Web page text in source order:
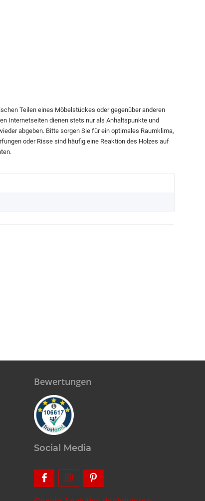
Teilen eines Möbelstückes oder gegenüber anderen
Internetseiten dienen stets nur als Anhaltspunkte und
abgeben. Bitte sorgen Sie für ein optimales Raumklima,
oder Risse sind häufig eine Reaktion des Holzes auf
Bewertungen
Social Media